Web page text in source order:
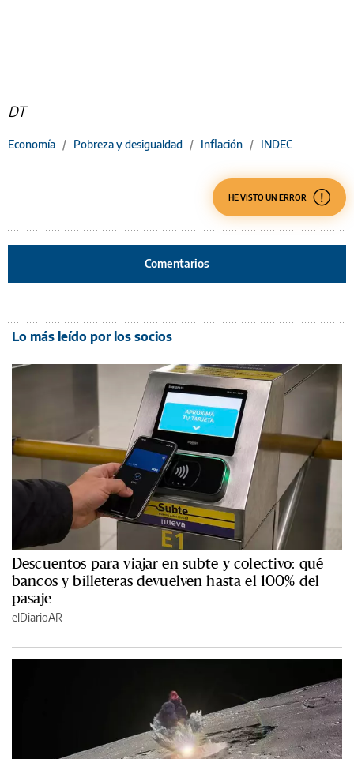
DT
Economía / Pobreza y desigualdad / Inflación / INDEC
HE VISTO UN ERROR
Comentarios
Lo más leído por los socios
Descuentos para viajar en subte y colectivo: qué
bancos y billeteras devuelven hasta el 100% del
pasaje
elDiarioAR